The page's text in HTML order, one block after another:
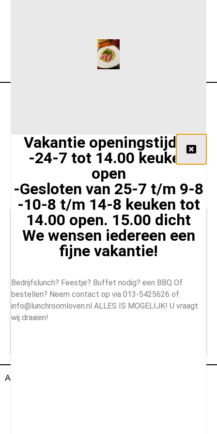
Cheeseburger €5,00
Siriusstraat 102 A, 5015 BT Tilburg,
Nederland
+31 135425626 info@lunchroomloven.nl
All Rightd Reserved By Lunch Room
Vakantie openingstijden
-24-7 tot 14.00 keuken
open
-Gesloten van 25-7 t/m 9-8
-10-8 t/m 14-8 keuken tot
14.00 open. 15.00 dicht
We wensen iedereen een
fijne vakantie!
Bedrijfslunch? Feestje? Buffet nodig? een BBQ Of
bestellen? Neem contact op via 013-5425626 of
info@lunchroomloven.nl ALLES IS MOGELIJK! U vraagt
wij draaien!